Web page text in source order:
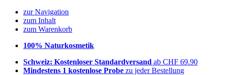
zur Navigation
zum Inhalt
zum Warenkorb
100% Naturkosmetik
Schweiz: Kostenloser Standardversand ab CHF 69.90
Mindestens 1 kostenlose Probe zu jeder Bestellung